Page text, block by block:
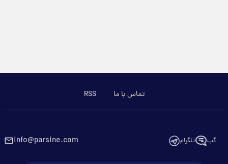
تماس با ما RSS
گپ تلگرام info@parsine.com